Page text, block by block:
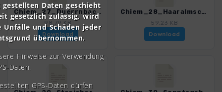
Chiem_27_Duerrnbachhorn.gpx
98.79 KB
Download
Chiem_28_Haaralmschneid.gpx
59.23 KB
Download
Daten geschieht
gesetzlich zulässig, wird
und Schäden jeder
übernommen.
Hinweise zur Verwendung
Daten.
GPS-Daten dürfen